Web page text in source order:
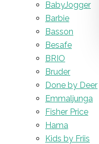
BabyJogger
Barbie
Basson
Besafe
BRIO
Bruder
Done by Deer
Emmaljunga
Fisher Price
Hama
Kids by Friis